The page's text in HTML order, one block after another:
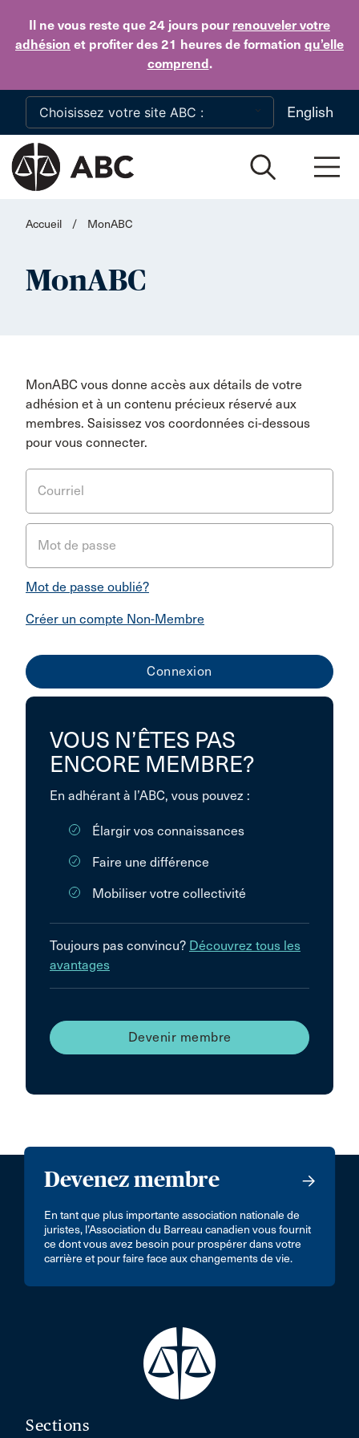
Il ne vous reste que 24 jours pour renouveler votre
adhésion et profiter des 21 heures de formation qu’elle
comprend.
Skip to main content
English
Accueil / MonABC
MonABC
MonABC vous donne accès aux détails de votre
adhésion et à un contenu précieux réservé aux
membres. Saisissez vos coordonnées ci-dessous
pour vous connecter.
Courriel
Mot de passe
Mot de passe oublié?
Créer un compte Non-Membre
VOUS N’ÊTES PAS
ENCORE MEMBRE?
En adhérant à l’ABC, vous pouvez :
Élargir vos connaissances
Faire une différence
Mobiliser votre collectivité
Toujours pas convincu? Découvrez tous les
avantages
Devenir membre
Devenez membre
En tant que plus importante association nationale de
juristes, l’Association du Barreau canadien vous fournit
ce dont vous avez besoin pour prospérer dans votre
carrière et pour faire face aux changements de vie.
Sections